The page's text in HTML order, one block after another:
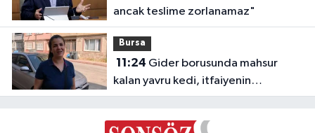
ancak teslime zorlanamaz"
Bursa
11:24
kalan yavru kedi, itfaiyenin
müdahalesiyle kurtarıldı